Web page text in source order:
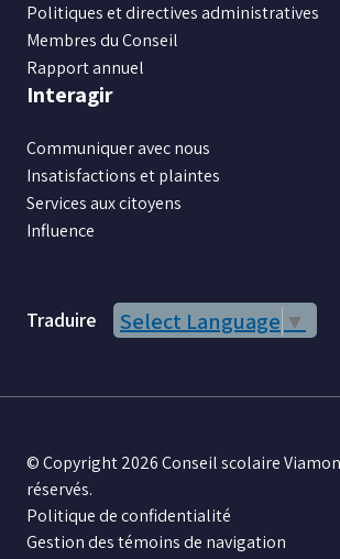
Politiques et directives administratives
Membres du Conseil
Rapport annuel
Interagir
Communiquer avec nous
Insatisfactions et plaintes
Services aux citoyens
Influence
Traduire Select Language ▼
© Copyright 2026 Conseil scolaire
réservés.
Politique de confidentialité
Gestion des témoins de navigation